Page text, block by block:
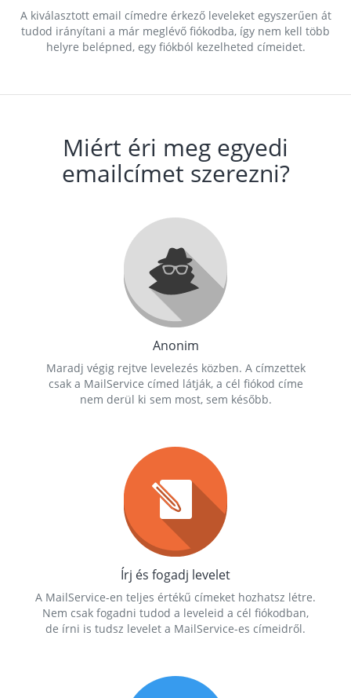
A kiválasztott email címedre érkező leveleket egyszerűen át
tudod irányítani a már meglévő fiókodba, így nem kell több
helyre belépned, egy fiókból kezelheted címeidet.
Miért éri meg egyedi
emailcímet szerezni?
Anonim
Maradj végig rejtve levelezés közben. A címzettek
csak a MailService címed látják, a cél fiókod címe
nem derül ki sem most, sem később.
Írj és fogadj levelet
A MailService-en teljes értékű címeket hozhatsz létre.
Nem csak fogadni tudod a leveleid a cél fiókodban,
de írni is tudsz levelet a MailService-es címeidről.